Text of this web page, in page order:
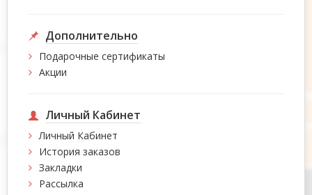
Дополнительно
Подарочные сертификаты
Акции
Личный Кабинет
Личный Кабинет
История заказов
Закладки
Рассылка